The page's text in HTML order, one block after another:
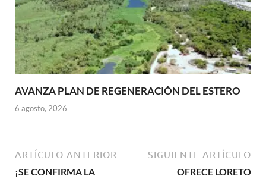
AVANZA PLAN DE REGENERACIÓN DEL ESTERO
6 agosto, 2026
ARTÍCULO ANTERIOR
¡SE CONFIRMA LA
SIGUIENTE ARTÍCULO
OFRECE LORETO